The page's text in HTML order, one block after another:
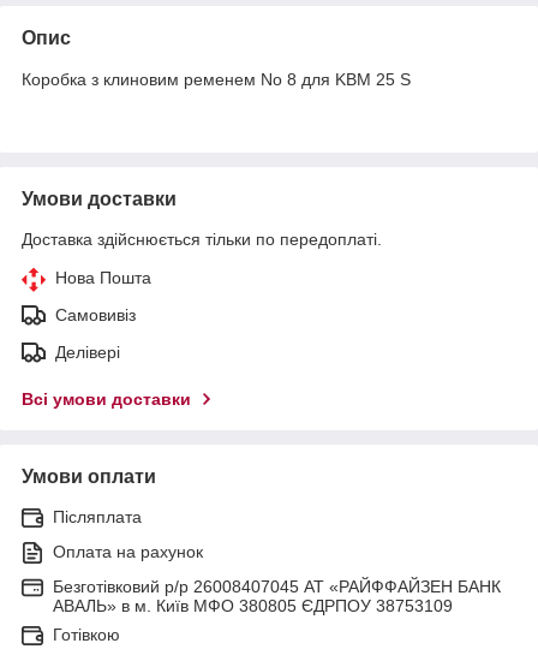
Опис
Коробка з клиновим ременем No 8 для KBM 25 S
Умови доставки
Доставка здійснюється тільки по передоплаті.
Нова Пошта
Самовивіз
Делівері
Всі умови доставки
Умови оплати
Післяплата
Оплата на рахунок
Безготівковий р/р 26008407045 АТ «РАЙФФАЙЗЕН БАНК
АВАЛЬ» в м. Київ МФО 380805 ЄДРПОУ 38753109
Готівкою